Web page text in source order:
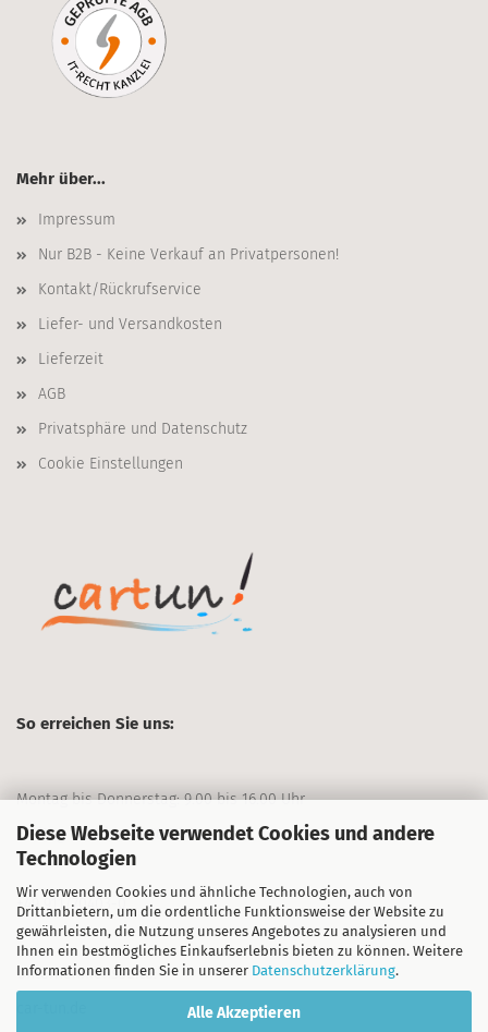
Diese Webseite verwendet Cookies und andere
Technologien
Wir verwenden Cookies und ähnliche Technologien, auch von
Drittanbietern, um die ordentliche Funktionsweise der Website zu
gewährleisten, die Nutzung unseres Angebotes zu analysieren und
Ihnen ein bestmögliches Einkaufserlebnis bieten zu können. Weitere
Informationen finden Sie in unserer Datenschutzerklärung.
Alle Akzeptieren
Mehr über...
Impressum
Nur B2B - Keine Verkauf an Privatpersonen!
Kontakt/Rückrufservice
Liefer- und Versandkosten
Lieferzeit
AGB
Privatsphäre und Datenschutz
Cookie Einstellungen
So erreichen Sie uns:
Montag bis Donnerstag: 9.00 bis 16.00 Uhr
Freitag: 9.00 bis 13.00 Uhr
+49 911/70403-0
Unternehmensseite: